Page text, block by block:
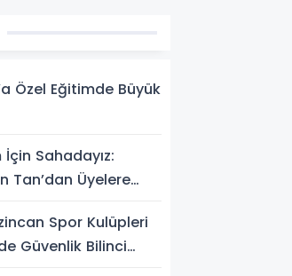
Özel Eğitimde Büyük
İçin Sahadayız:
Tan’dan Üyelere
Spor Kulüpleri
Güvenlik Bilinci